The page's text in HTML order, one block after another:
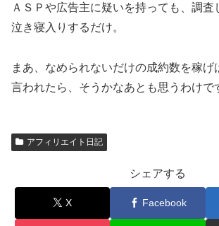
ＡＳＰや広告主に疑いを持っても、調査
泣き寝入りするだけ。
まあ、なめられないだけの成約数を稼げ
言われたら、そうかなあとも思うわけで
アフィリエイト日記
シェアする
X Facebook